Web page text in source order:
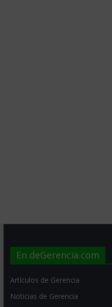
En deGerencia.com
Artículos de Gerencia
Noticias de Gerencia